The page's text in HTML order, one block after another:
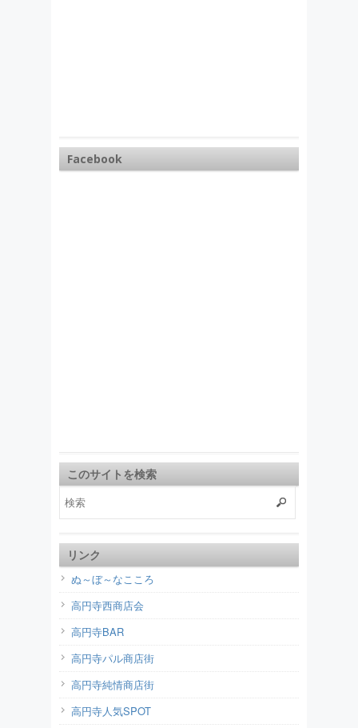
Facebook
このサイトを検索
リンク
ぬ～ぼ～なこころ
高円寺西商店会
高円寺BAR
高円寺パル商店街
高円寺純情商店街
高円寺人気SPOT